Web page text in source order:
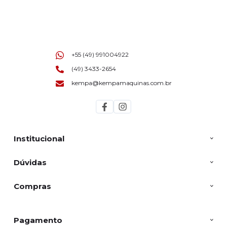
Institucional
Dúvidas
Compras
+55 (49) 991004922
(49) 3433-2654
kempa@kempamaquinas.com.br
Pagamento